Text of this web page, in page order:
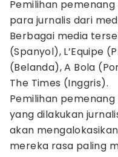
Pemilihan pemenang
para jurnalis dari
Berbagai media
(Spanyol), L’Equipe
(Belanda), A Bola
The Times (Inggris).
Pemilihan
yang dilakukan
akan
mereka rasa paling